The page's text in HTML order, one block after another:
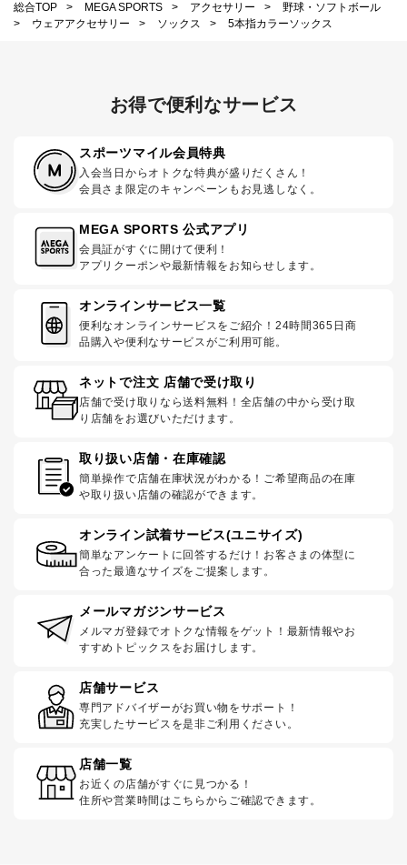
総合TOP
> MEGA SPORTS > アクセサリー >
野球・ソフトボール
>
ウェアアクセサリー > ソックス > 5本指カラーソックス
お得で便利なサービス
スポーツマイル会員特典
入会当日からオトクな特典が盛りだくさん！
会員さま限定のキャンペーンもお見逃しなく。
MEGA SPORTS 公式アプリ
会員証がすぐに開けて便利！
アプリクーポンや最新情報をお知らせします。
オンラインサービス一覧
便利なオンラインサービスをご紹介！24時間365日商
品購入や便利なサービスがご利用可能。
ネットで注文 店舗で受け取り
店舗で受け取りなら送料無料！全店舗の中から受け取
り店舗をお選びいただけます。
取り扱い店舗・在庫確認
簡単操作で店舗在庫状況がわかる！ご希望商品の在庫
や取り扱い店舗の確認ができます。
オンライン試着サービス(ユニサイズ)
簡単なアンケートに回答するだけ！お客さまの体型に
合った最適なサイズをご提案します。
メールマガジンサービス
メルマガ登録でオトクな情報をゲット！最新情報やお
すすめトピックスをお届けします。
店舗サービス
専門アドバイザーがお買い物をサポート！
充実したサービスを是非ご利用ください。
店舗一覧
お近くの店舗がすぐに見つかる！
住所や営業時間はこちらからご確認できます。